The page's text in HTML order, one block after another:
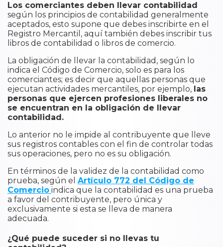
Los comerciantes deben llevar contabilidad
según los principios de contabilidad generalmente
aceptados, esto supone que debes inscribirte en el
Registro Mercantil, aquí también debes inscribir tus
libros de contabilidad o libros de comercio.
La obligación de llevar la contabilidad, según lo
indica el Código de Comercio, solo es para los
comerciantes; es decir que aquellas personas que
ejecutan actividades mercantiles, por ejemplo, las
personas que ejercen profesiones liberales no
se encuentran en la obligación de llevar
contabilidad.
Lo anterior no le impide al contribuyente que lleve
sus registros contables con el fin de controlar todas
sus operaciones, pero no es su obligación.
En términos de la validez de la contabilidad como
prueba, según el Artículo 772 del Código de
Comercio indica que la contabilidad es una prueba
a favor del contribuyente, pero única y
exclusivamente si esta se lleva de manera
adecuada.
¿Qué puede suceder si no llevas tu